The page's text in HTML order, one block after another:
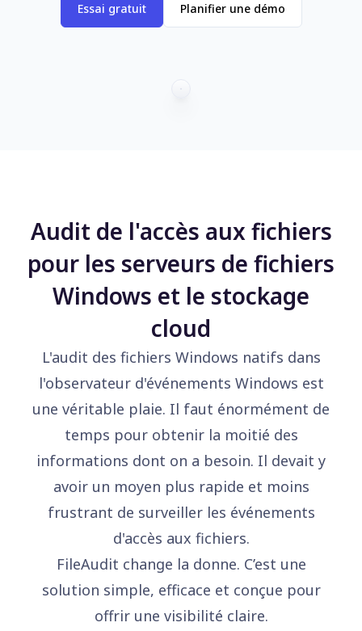
Essai gratuit Planifier une démo
Audit de l'accès aux fichiers
pour les serveurs de fichiers
Windows et le stockage
cloud
L'audit des fichiers Windows natifs dans
l'observateur d'événements Windows est
une véritable plaie. Il faut énormément de
temps pour obtenir la moitié des
informations dont on a besoin. Il devait y
avoir un moyen plus rapide et moins
frustrant de surveiller les événements
d'accès aux fichiers.
FileAudit change la donne. C’est une
solution simple, efficace et conçue pour
offrir une visibilité claire.